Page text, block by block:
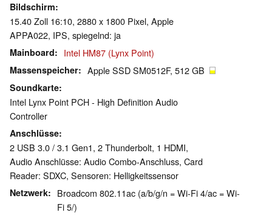
Bildschirm
15.40 Zoll 16:10, 2880 x 1800 Pixel, Apple
APPA022, IPS, spiegelnd: ja
Mainboard Intel HM87 (Lynx Point)
Massenspeicher Apple SSD SM0512F, 512 GB
Soundkarte
Intel Lynx Point PCH - High Definition Audio
Controller
Anschlüsse
2 USB 3.0 / 3.1 Gen1, 2 Thunderbolt, 1 HDMI,
Audio Anschlüsse: Audio Combo-Anschluss, Card
Reader: SDXC, Sensoren: Helligkeitssensor
Netzwerk
Broadcom 802.11ac (a/b/g/n = Wi-Fi 4/ac = Wi-
Fi 5/)